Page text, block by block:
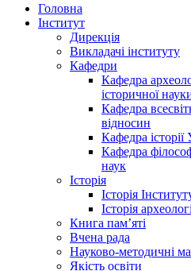
Головна
Інститут
Дирекція
Викладачі інституту
Кафедри
Кафедра
історичної
Кафедра
відносин
Кафедра історії
Кафедра
наук
Історія
Історія
Історія
Книга памʼяті
Вчена рада
Науково-методичні
Якість освіти